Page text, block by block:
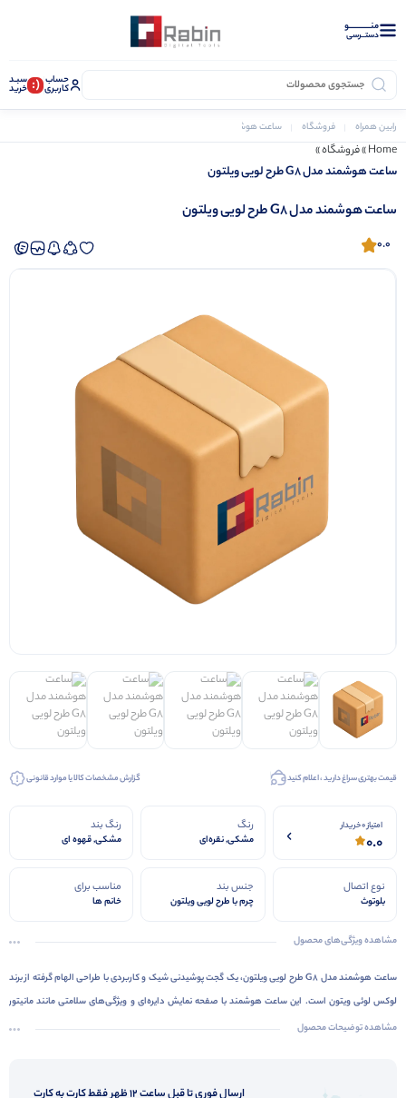
منــــــــــــو
دستــرسی
حساب
کاربری (: سبـد
خرید
رابین همراه فروشگاه ساعت هوشمند
Home
»فروشگاه»
ساعت هوشمند مدل G8 طرح لویی ویلتون
ساعت هوشمند مدل G8 طرح لویی ویلتون
0.0
قیمت بهتری سراغ دارید ، اعلام کنید گزارش مشخصات کالا یا موارد قانونی
امتیاز 0 خریدار
0.0
رنگ
مشکی, نقره‌ای
رنگ بند
مشکی, قهوه ای
نوع اتصال
بلوتوث
جنس بند
چرم با طرح لویی ویلتون
مناسب برای
خانم ها
مشاهده ویژگی‌های محصول
ساعت هوشمند مدل G8 طرح لویی ویلتون، یک گجت پوشیدنی شیک و کاربردی با طراحی الهام گرفته از برند
لوکس لوئی ویتون است. این ساعت هوشمند با صفحه نمایش دایره‌ای و ویژگی‌های سلامتی مانند مانیتور
ضربان قلب و اکسیژن خون، به شما کمک می‌کند تا سلامت خود را به طور دقیق زیر نظر داشته باشید.
مشاهده توضیحات محصول